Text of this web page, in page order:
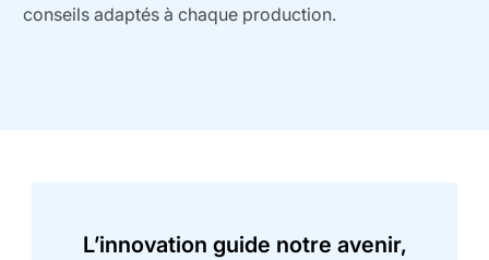
conseils adaptés à chaque production.
L’innovation guide notre avenir,